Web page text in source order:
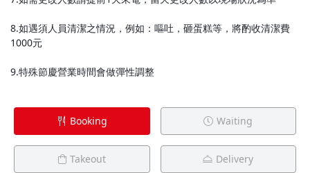
8.如遇須人員清潔之情況，例如：嘔吐，砸蛋糕等，將酌收清潔費
1000元
9.特殊節慶營業時間會做彈性調整
Booking Waiting
Takeout Delivery